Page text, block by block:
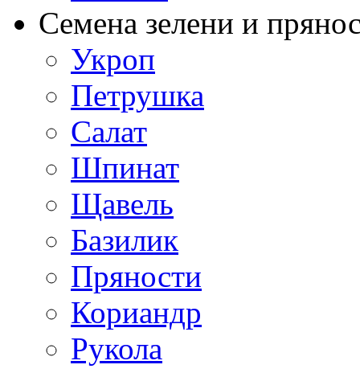
Семена зелени и
Укроп
Петрушка
Салат
Шпинат
Щавель
Базилик
Пряности
Кориандр
Рукола